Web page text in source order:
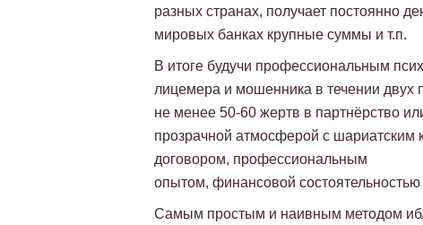
разных странах, получает постоянно
мировых банках крупные суммы и т.п.
В итоге будучи профессиональным
лицемера и мошенника в течении двух
не менее 50-60 жертв в партнёрство
прозрачной атмосферой с
договором, профессиональным
опытом, финансовой
Самым простым и наивным методом